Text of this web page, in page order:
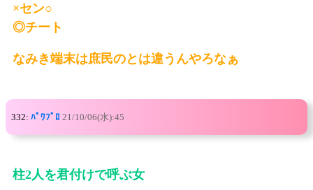
×セン○
◎チート
なみき端末は庶民のとは違うんやろなぁ
332: ﾊﾟﾜﾌﾟﾛ 21/10/06(水):45
柱2人を君付けで呼ぶ女